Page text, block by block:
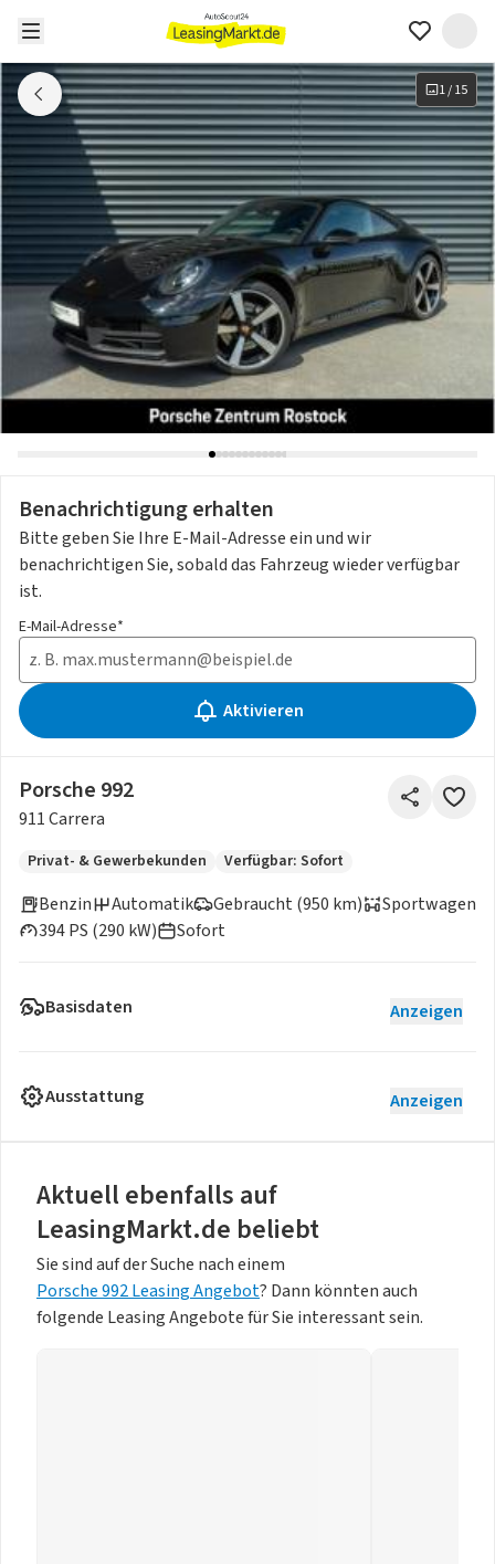
1/15
Benachrichtigung erhalten
Bitte geben Sie Ihre E-Mail-Adresse ein und wir
benachrichtigen Sie, sobald das Fahrzeug wieder verfügbar
ist.
E-Mail-Adresse*
Aktivieren
Porsche 992
911 Carrera
Privat- & Gewerbekunden Verfügbar: Sofort
Benzin
Gebraucht (950 km)
394 PS (290 kW)
Automatik
Sportwagen
Sofort
Basisdaten Anzeigen
Ausstattung Anzeigen
Aktuell ebenfalls auf
LeasingMarkt.de beliebt
Sie sind auf der Suche nach einem
Porsche 992 Leasing Angebot? Dann könnten auch
folgende Leasing Angebote für Sie interessant sein.